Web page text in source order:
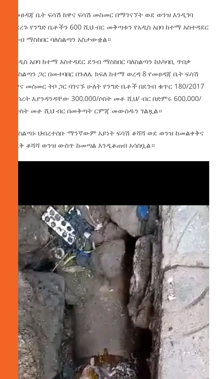
የመፀዳጃ ቤት ፍሳሽ ከዋና ፍሳሽ መስመር በማገናኘት ወደ ወንዝ እንዲገባ
ያደረጉ የንግድ ቤቶችን 600 ሺህ ብር መቅጣቱን የአዲስ አበባ ከተማ አስተዳደር
ደንብ ማስከበር ባለስልጣን አስታውቋል።
የአዲስአበባ ከተማ አስተዳደር ደንብ ማስከበር ባለስልጣን ከአካባቢ ጥበቃ
ባለስልጣን ጋር በመተባበር በጉለሌ ክፍለ ከተማ ወረዳ 8 የመፀዳጃ ቤት ፍሳሽ
ከዋና መስመር ትቦ ጋር ባገናኙ ሁለት የንግድ ቤቶች በደንብ ቁጥር 180/2017
መሰረት እያንዳንዳቸው 300,000/ሶስት መቶ ሺህ/ ብር በድምሩ 600,000/
ስድስት መቶ ሺህ ብር በመቅጣት ርምጃ መውሰዱን ገልጿል።
ባለስልጣኑ ህብረተሰቡ ማንኛውም አይነት ፍሳሽ ቆሻሻ ወደ ወንዝ ከመልቀቅና
ደረቅ ቆሻሻ ወንዝ ውስጥ ከመጣል እንዲቆጠብ አሳስቧል።